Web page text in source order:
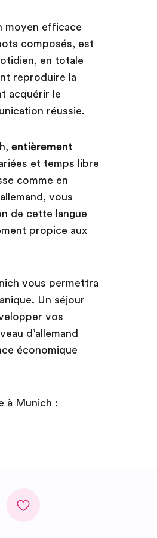
moyen efficace
composés, est
en totale
reproduire la
acquérir le
réussie.
entièrement
et temps libre
comme en
vous
de cette langue
propice aux
vous permettra
Un séjour
vos
d’allemand
économique
à Munich :